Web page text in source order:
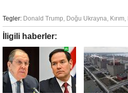
Tegler: Donald Trump Doğu Ukrayna Kırım
İligili haberler: